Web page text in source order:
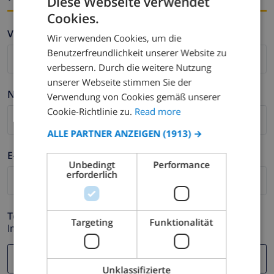
Vorname *
Nachname *
E-mail *
Telefonnummer *
Im Fall Ihre E-mail Adresse nicht korrekt funktioniert.
DUTCH
SPANISH
GERMAN
DANISH
NORWEGIAN
Cookies.
Wir verwenden Cookies, um die
Benutzerfreundlichkeit unserer Website zu
verbessern. Durch die weitere Nutzung
unserer Webseite stimmen Sie der
Verwendung von Cookies gemäß unserer
Cookie-Richtlinie zu. Read more
ALLE PARTNER ANZEIGEN (1913) →
Unbedingt
erforderlich
Performance
Targeting Funktionalität
Unklassifizierte